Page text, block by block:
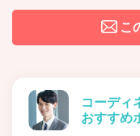
こ
コーディ
おすすめ